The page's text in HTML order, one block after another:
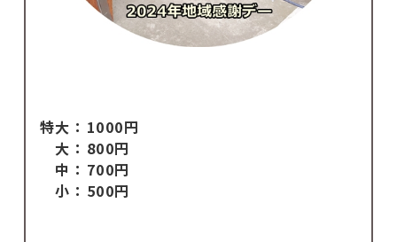
特大：1000円
大：800円
中：700円
小：500円